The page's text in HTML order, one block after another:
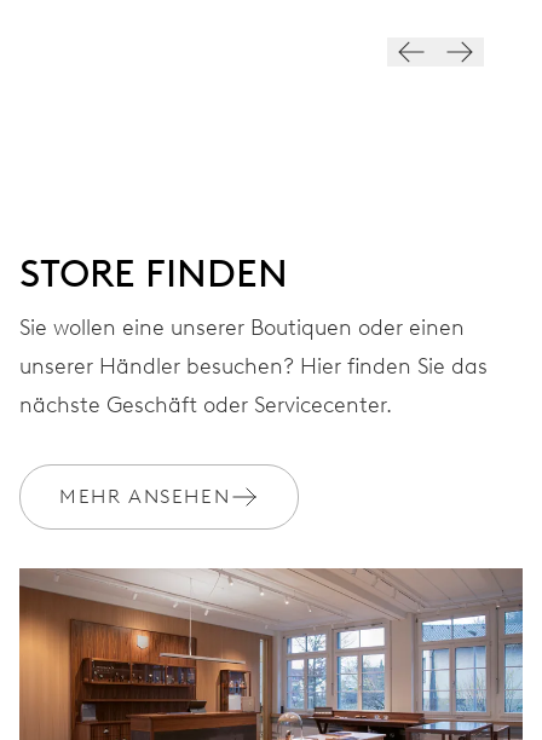
GARANTIE 2 Jahre
Werden Sie Mitglied bei MyOris und verlängern Sie Ihre Garantie
MYORIS
STORE FINDEN
Sie wollen eine unserer Boutiquen oder einen
unserer Händler besuchen? Hier finden Sie das
nächste Geschäft oder Servicecenter.
MEHR ANSEHEN